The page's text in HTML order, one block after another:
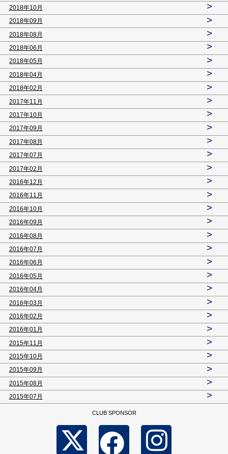
2018年10月 >
2018年09月 >
2018年08月 >
2018年06月 >
2018年05月 >
2018年04月 >
2018年02月 >
2017年11月 >
2017年10月 >
2017年09月 >
2017年08月 >
2017年07月 >
2017年02月 >
2016年12月 >
2016年11月 >
2016年10月 >
2016年09月 >
2016年08月 >
2016年07月 >
2016年06月 >
2016年05月 >
2016年04月 >
2016年03月 >
2016年02月 >
2016年01月 >
2015年11月 >
2015年10月 >
2015年09月 >
2015年08月 >
2015年07月 >
CLUB SPONSOR